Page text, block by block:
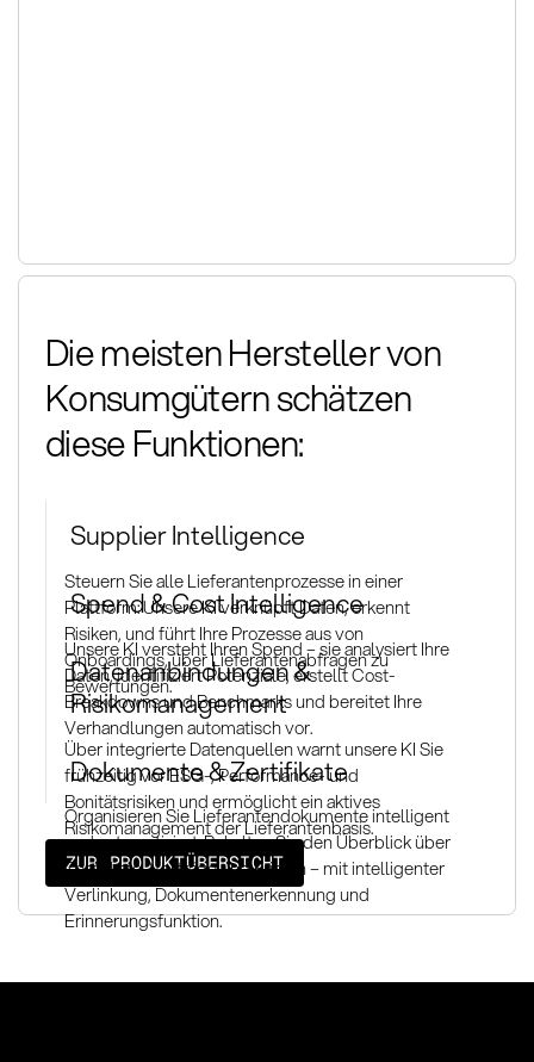
Die meisten Hersteller von
Konsumgütern schätzen
diese Funktionen:
Supplier Intelligence
Steuern Sie alle Lieferantenprozesse in einer
Plattform: Unsere KI verknüpft Daten, erkennt
Risiken, und führt Ihre Prozesse aus von
Onboardings, über Lieferantenabfragen zu
Bewertungen.
Spend & Cost Intelligence
Unsere KI versteht Ihren Spend – sie analysiert Ihre
Daten, identifiziert Potenziale, erstellt Cost-
Breakdowns und Benchmarks und bereitet Ihre
Verhandlungen automatisch vor.
Datenanbindungen &
Risikomanagement
Über integrierte Datenquellen warnt unsere KI Sie
frühzeitig vor ESG-, Performance- und
Bonitätsrisiken und ermöglicht ein aktives
Risikomanagement der Lieferantenbasis.
Dokumente & Zertifikate
Organisieren Sie Lieferantendokumente intelligent
und automatisiert. Behalten Sie den Überblick über
Zertifikate, Verträge und Fristen – mit intelligenter
Verlinkung, Dokumentenerkennung und
Erinnerungsfunktion.
ZUR PRODUKTÜBERSICHT